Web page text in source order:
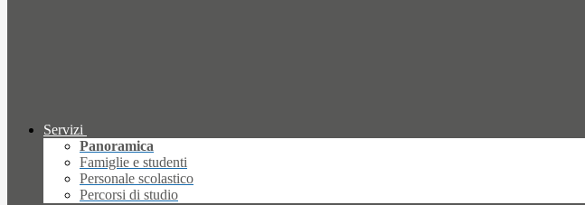
Servizi
Panoramica
Famiglie e studenti
Personale scolastico
Percorsi di studio